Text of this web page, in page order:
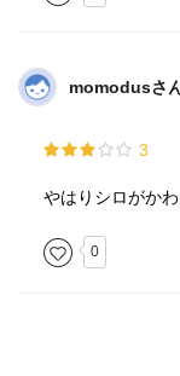
momodusさ
3
やはりシロがか
0